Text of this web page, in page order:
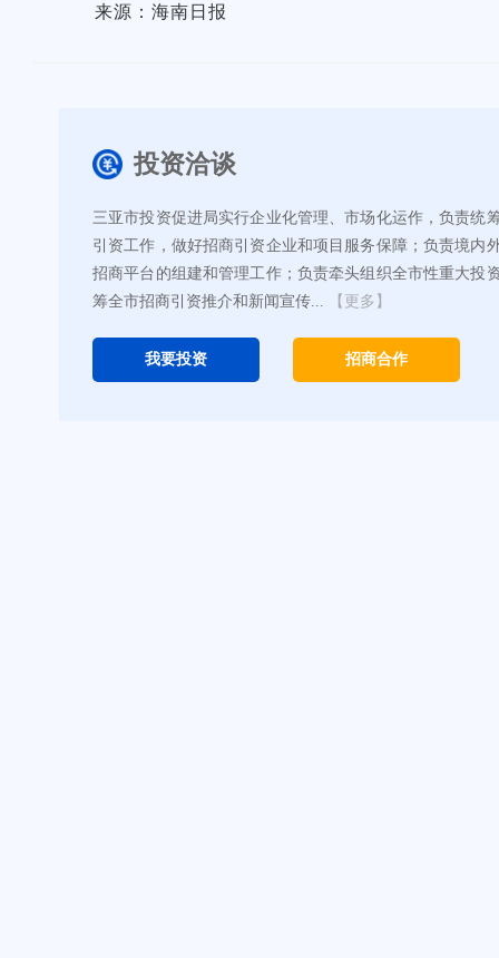
来源：海南日报
投资洽谈
三亚市投资促进局实行企业化管理、市场化运作，负责统
引资工作，做好招商引资企业和项目服务保障；负责境内
招商平台的组建和管理工作；负责牵头组织全市性重大投
筹全市招商引资推介和新闻宣传...
【更多】
我要投资 招商合作